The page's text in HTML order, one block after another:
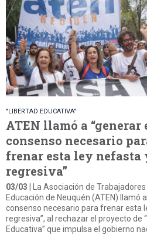
"LIBERTAD EDUCATIVA"
ATEN llamó a “generar
consenso necesario
frenar esta ley nefasta
regresiva”
03/03 | La Asociación de
Educación de Neuquén (ATEN) llamó
consenso necesario para frenar esta
regresiva”, al rechazar el proyecto de
Educativa” que impulsa el gobierno